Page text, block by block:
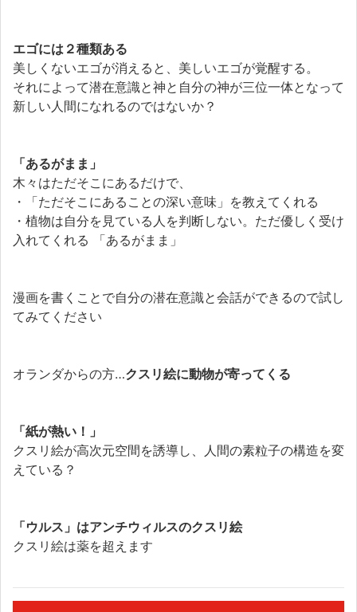
エゴには２種類ある
美しくないエゴが消えると、美しいエゴが覚醒する。
それによって潜在意識と神と自分の神が三位一体となって
新しい人間になれるのではないか？
「あるがまま」
木々はただそこにあるだけで、
・「ただそこにあることの深い意味」を教えてくれる
・植物は自分を見ている人を判断しない。ただ優しく受け
入れてくれる 「あるがまま」
漫画を書くことで自分の潜在意識と会話ができるので試し
てみてください
オランダからの方…クスリ絵に動物が寄ってくる
「紙が熱い！」
クスリ絵が高次元空間を誘導し、人間の素粒子の構造を変
えている？
「ウルス」はアンチウィルスのクスリ絵
クスリ絵は薬を超えます